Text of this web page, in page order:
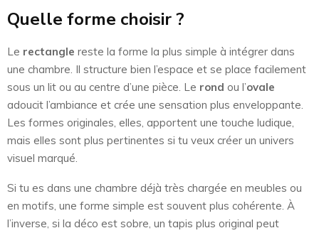
Quelle forme choisir ?
Le rectangle reste la forme la plus simple à intégrer dans
une chambre. Il structure bien l’espace et se place facilement
sous un lit ou au centre d’une pièce. Le rond ou l’ovale
adoucit l’ambiance et crée une sensation plus enveloppante.
Les formes originales, elles, apportent une touche ludique,
mais elles sont plus pertinentes si tu veux créer un univers
visuel marqué.
Si tu es dans une chambre déjà très chargée en meubles ou
en motifs, une forme simple est souvent plus cohérente. À
l’inverse, si la déco est sobre, un tapis plus original peut